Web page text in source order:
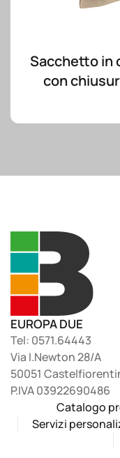
Sacchetto in
con
EUROPA DUE
Tel: 0571.64443
Via I.Newton 28/A
50051
P.IVA 03922690486
Catalogo
Servizi